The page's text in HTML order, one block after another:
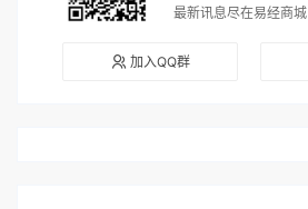
最新讯息尽在易经商城
加入QQ群